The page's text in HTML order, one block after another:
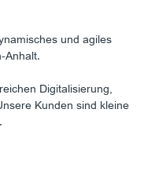
und agiles
Anhalt.
Digitalisierung,
Kunden sind kleine